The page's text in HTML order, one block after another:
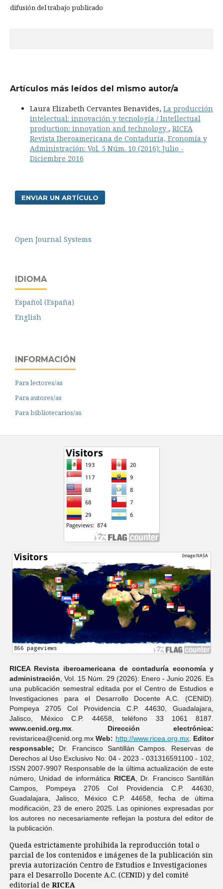
difusión del trabajo publicado
Artículos más leídos del mismo autor/a
Laura Elizabeth Cervantes Benavides, La producción
intelectual: innovación y tecnología / Intellectual
production: innovation and technology , RICEA
Revista Iberoamericana de Contaduría, Economía y
Administración: Vol. 5 Núm. 10 (2016): Julio -
Diciembre 2016
ENVIAR UN ARTÍCULO
Open Journal Systems
IDIOMA
Español (España)
English
INFORMACIÓN
Para lectores/as
Para autores/as
Para bibliotecarios/as
RICEA Revista iberoamericana de contaduría economí­a y
administración , Vol. 15 Núm. 29 (2026): Enero - Junio 2026. Es
una publicación semestral editada por el Centro de Estudios e
Investigaciones para el Desarrollo Docente A.C. (CENID).
Pompeya 2705 Col Providencia C.P. 44630, Guadalajara,
Jalisco, México C.P. 44658, teléfono 33 1061 8187.
www.cenid.org.mx. Dirección electrónica:
revistaricea@cenid.org.mxWeb: http://www.ricea.org.mx. Editor
responsable; Dr. Francisco Santillán Campos. Reservas de
Derechos al Uso Exclusivo No: 04 - 2023 - 031316591100 - 102,
ISSN 2007-9907 Responsable de la última actualización de este
número, Unidad de informática RICEA, Dr. Francisco Santillán
Campos, Pompeya 2705 Col Providencia C.P. 44630,
Guadalajara, Jalisco, México C.P. 44658, fecha de última
modificación, 23 de enero 2025. Las opiniones expresadas por
los autores no necesariamente reflejan la postura del editor de
la publicación.
Queda estrictamente prohibida la reproducción total o
parcial de los contenidos e imágenes de la publicación sin
previa autorización Centro de Estudios e Investigaciones
para el Desarrollo Docente A.C. (CENID) y del comité
editorial de RICEA